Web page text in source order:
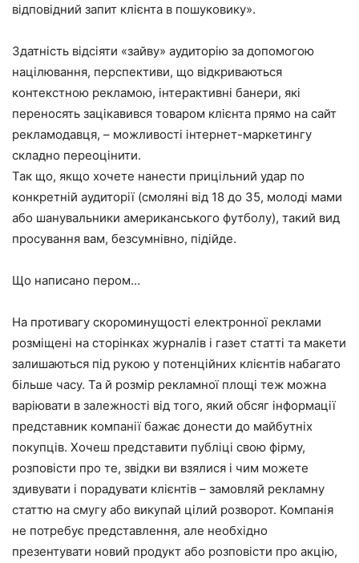
відповідний запит клієнта в пошуковику».
Здатність відсіяти «зайву» аудиторію за допомогою
націлювання, перспективи, що відкриваються
контекстною рекламою, інтерактивні банери, які
переносять зацікавився товаром клієнта прямо на сайт
рекламодавця, – можливості інтернет-маркетингу
складно переоцінити.
Так що, якщо хочете нанести прицільний удар по
конкретній аудиторії (смоляні від 18 до 35, молоді мами
або шанувальники американського футболу), такий вид
просування вам, безсумнівно, підійде.
Що написано пером…
На противагу скороминущості електронної реклами
розміщені на сторінках журналів і газет статті та макети
залишаються під рукою у потенційних клієнтів набагато
більше часу. Та й розмір рекламної площі теж можна
варіювати в залежності від того, який обсяг інформації
представник компанії бажає донести до майбутніх
покупців. Хочеш представити публіці свою фірму,
розповісти про те, звідки ви взялися і чим можете
здивувати і порадувати клієнтів – замовляй рекламну
статтю на смугу або викупай цілий розворот. Компанія
не потребує представлення, але необхідно
презентувати новий продукт або розповісти про акцію,